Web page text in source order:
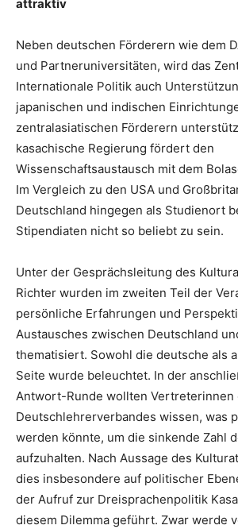
attraktiv
Neben deutschen Förderern wie dem
und Partneruniversitäten, wird das
Internationale Politik auch
japanischen und indischen
zentralasiatischen Förderern
kasachische Regierung fördert den
Wissenschaftsaustausch mit dem
Im Vergleich zu den USA und
Deutschland hingegen als Studienort
Stipendiaten nicht so beliebt zu sein.
Unter der Gesprächsleitung des
Richter wurden im zweiten Teil der
persönliche Erfahrungen und
Austausches zwischen Deutschland
thematisiert. Sowohl die deutsche als
Seite wurde beleuchtet. In der
Antwort-Runde wollten Vertreterinnen
Deutschlehrerverbandes wissen, was
werden könnte, um die sinkende Zahl
aufzuhalten. Nach Aussage des
dies insbesondere auf politischer
der Aufruf zur Dreisprachenpolitik
diesem Dilemma geführt. Zwar werde